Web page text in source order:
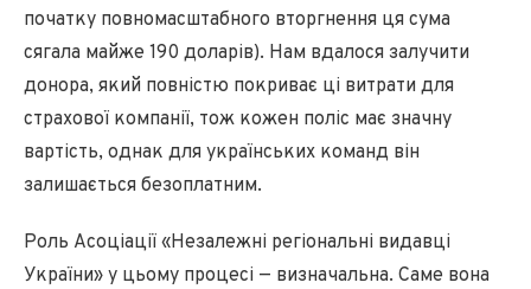
початку повномасштабного вторгнення ця сума
сягала майже 190 доларів). Нам вдалося залучити
донора, який повністю покриває ці витрати для
страхової компанії, тож кожен поліс має значну
вартість, однак для українських команд він
залишається безоплатним.
Роль Асоціації «Незалежні регіональні видавці
України» у цьому процесі — визначальна. Саме вона